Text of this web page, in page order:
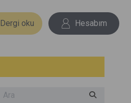
Dergi oku Hesabım